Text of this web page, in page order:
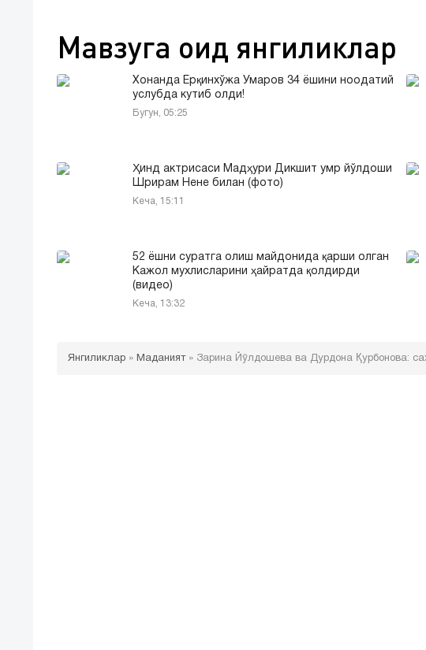
Мавзуга оид янгиликлар
Хонанда Ёрқинхўжа Умаров 34 ёшини ноодатий
услубда кутиб олди!
Бугун, 05:25
Ҳинд актрисаси Мадҳури Дикшит умр йўлдоши
Шрирам Нене билан (фото)
Кеча, 15:11
52 ёшни суратга олиш майдонида қарши олган
Кажол мухлисларини ҳайратда қолдирди
(видео)
Кеча, 13:32
Янгиликлар » Маданият» Зарина Йўлдошева ва Дурдона Қурбонова: